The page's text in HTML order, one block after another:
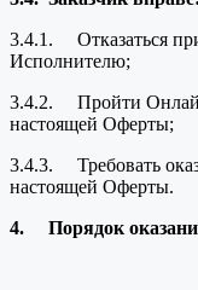
3.4.1. Отказаться
Исполнителю;
3.4.2. Пройти
настоящей Оферты;
3.4.3. Требовать
настоящей Оферты.
4. Порядок